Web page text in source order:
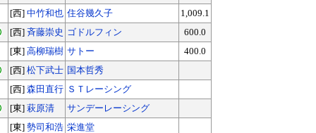
[西] 中竹和也 住谷幾久子
1,009.1
[西] 斉藤崇史 ゴドルフィン
600.0
[東] 高柳瑞樹 サトー
400.0
[西] 松下武士 国本哲秀
[西] 森田直行 ＳＴレーシング
[東] 萩原清
サンデーレーシング
[東] 勢司和浩 栄進堂